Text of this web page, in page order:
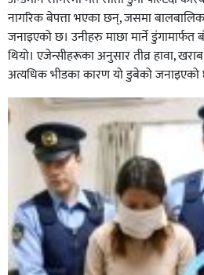
नेवार सेवा समिति घोराहीद्वारा एक
प्रशिक्षण सुरु,
नागरिक बेपत्ता भएका छन्, जसमा
जनाइएको छ। उनीहरु माछा मार्ने
थियो। एजेन्सीहरूका अनुसार तीव्र हावा,
अत्यधिक भीडका कारण यो डुबेको